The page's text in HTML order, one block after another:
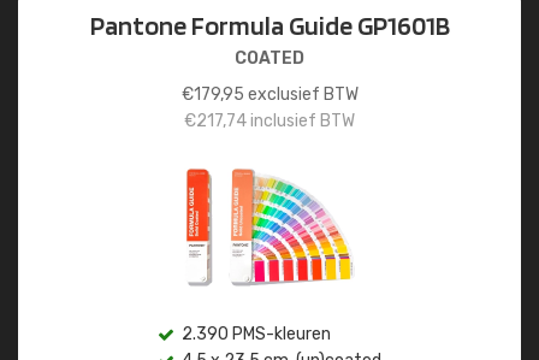
Pantone Formula Guide GP1601B
COATED
€179,95 exclusief BTW
€217,74inclusief BTW
2.390 PMS-kleuren